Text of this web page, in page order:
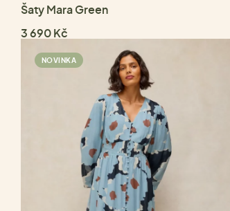
Šaty Mara Green
3 690 Kč
NOVINKA